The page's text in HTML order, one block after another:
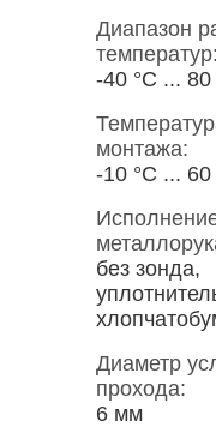
Диапазон
температур:
-40 °С ... 80
монтажа:
-10 °С ... 60
без зонда,
Диаметр
прохода:
6 мм